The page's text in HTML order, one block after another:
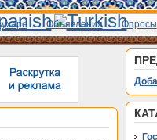
Объявления Опросы